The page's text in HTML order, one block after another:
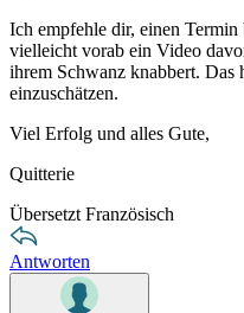
Ich empfehle dir, einen
vielleicht vorab ein Video
ihrem Schwanz knabbert. Das
einzuschätzen.
Viel Erfolg und alles Gute,
Quitterie
Übersetzt Französisch
Antworten